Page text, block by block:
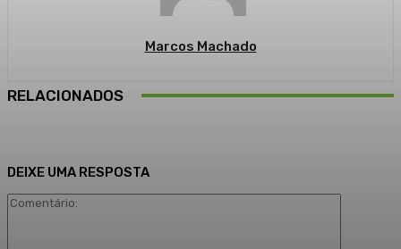
Marcos Machado
RELACIONADOS
DEIXE UMA RESPOSTA